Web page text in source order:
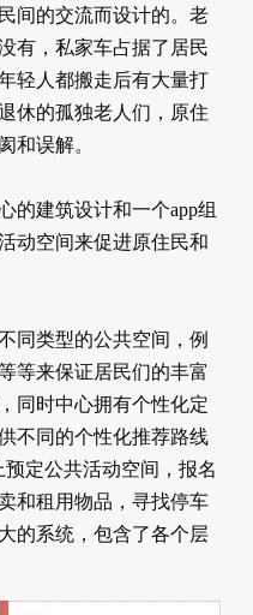
间的交流而设计的。老
有，私家车占据了居民
轻人都搬走后有大量打
休的孤独老人们，原住
和误解。
的建筑设计和一个app组
动空间来促进原住民和
同类型的公共空间，例
等来保证居民们的丰富
同时中心拥有个性化定
不同的个性化推荐路线
定公共活动空间，报名
和租用物品，寻找停车
的系统，包含了各个层